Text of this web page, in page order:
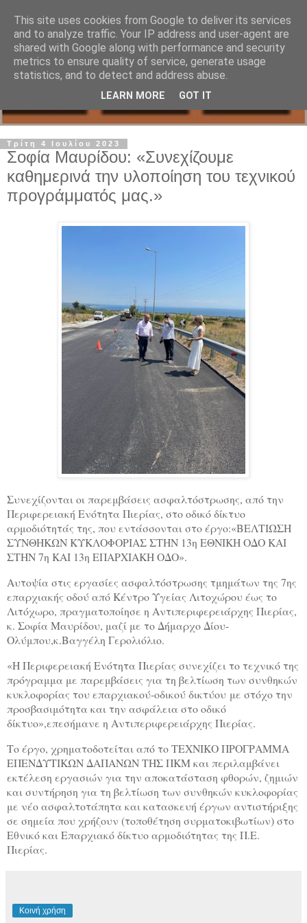
Τρίτη 4 Ιουλίου 2023
Σοφία Μαυρίδου: «Συνεχίζουμε
καθημερινά την υλοποίηση του τεχνικού
προγράμματός μας.»
Συνεχίζονται οι παρεμβάσεις ασφαλτόστρωσης, από την
Περιφερειακή Ενότητα Πιερίας, στο οδικό δίκτυο
αρμοδιότητάς της, που εντάσσονται στο έργο:«ΒΕΛΤΙΩΣΗ
ΣΥΝΘΗΚΩΝ ΚΥΚΛΟΦΟΡΙΑΣ ΣΤΗΝ 13η ΕΘΝΙΚΗ ΟΔΟ ΚΑΙ
ΣΤΗΝ 7η ΚΑΙ 13η ΕΠΑΡΧΙΑΚΗ ΟΔΟ».
Αυτοψία στις εργασίες ασφαλτόστρωσης τμημάτων της 7ης
επαρχιακής οδού από Κέντρο Υγείας Λιτοχώρου έως το
Λιτόχωρο, πραγματοποίησε η Αντιπεριφερειάρχης Πιερίας,
κ. Σοφία Μαυρίδου, μαζί με το Δήμαρχο Δίου-
Ολύμπου,κ.Βαγγέλη Γερολιόλιο.
«Η Περιφερειακή Ενότητα Πιερίας συνεχίζει το τεχνικό της
πρόγραμμα με παρεμβάσεις για τη βελτίωση των συνθηκών
κυκλοφορίας του επαρχιακού-οδικού δικτύου με στόχο την
προσβασιμότητα και την ασφάλεια στο οδικό
δίκτυο»,επεσήμανε η Αντιπεριφερειάρχης Πιερίας.
Το έργο, χρηματοδοτείται από το ΤΕΧΝΙΚΟ ΠΡΟΓΡΑΜΜΑ
ΕΠΕΝΔΥΤΙΚΩΝ ΔΑΠΑΝΩΝ ΤΗΣ ΠΚΜ και περιλαμβάνει
εκτέλεση εργασιών για την αποκατάσταση φθορών, ζημιών
και συντήρηση για τη βελτίωση των συνθηκών κυκλοφορίας
με νέο ασφαλτοτάπητα και κατασκευή έργων αντιστήριξης
σε σημεία που χρήζουν (τοποθέτηση συρματοκιβωτίων) στο
Εθνικό και Επαρχιακό δίκτυο αρμοδιότητας της Π.Ε.
Πιερίας.
Κοινή χρήση
This site uses cookies from Google to deliver its services
and to analyze traffic. Your IP address and user-agent are
shared with Google along with performance and security
metrics to ensure quality of service, generate usage
statistics, and to detect and address abuse.
LEARN MORE GOT IT